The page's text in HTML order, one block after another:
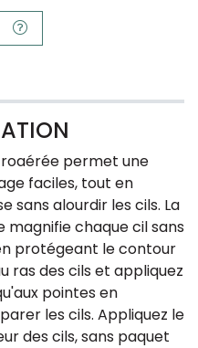
permet une
faciles, tout en
sans alourdir les cils. La
magnifie chaque cil sans
protégeant le contour
ras des cils et appliquez
pointes en
les cils. Appliquez le
des cils, sans paquet